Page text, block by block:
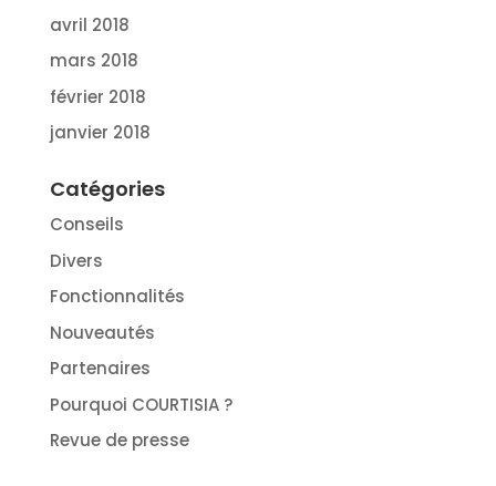
avril 2018
mars 2018
février 2018
janvier 2018
Catégories
Conseils
Divers
Fonctionnalités
Nouveautés
Partenaires
Pourquoi COURTISIA ?
Revue de presse